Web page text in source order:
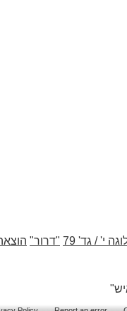
י' / גד' 79 "דרור"